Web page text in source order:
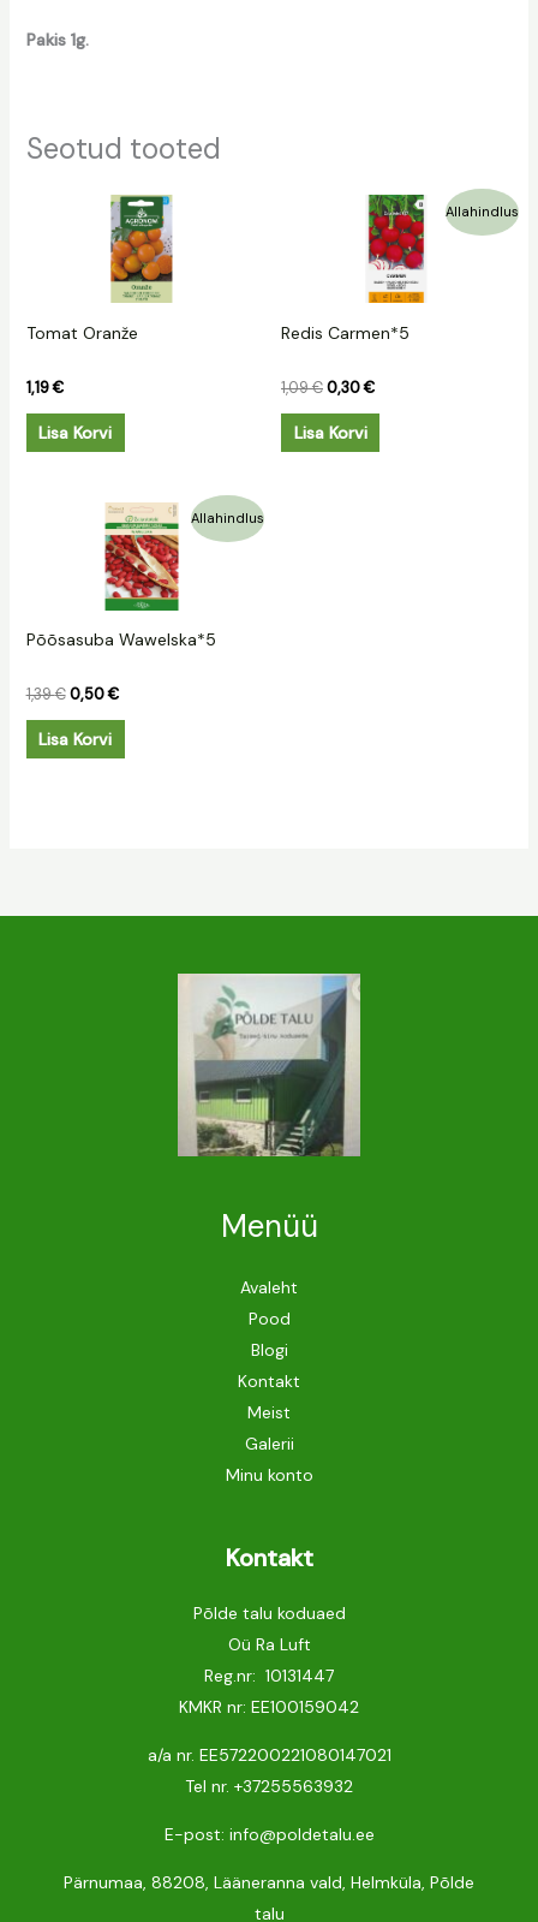
Pakis 1g.
Seotud tooted
Tomat Oranže
1,19€
Lisa Korvi
Allahindlus
Redis Carmen*5
1,09€
1,09 €.
0,30€
Praegune
hind
on:
0,30 €.
Lisa Korvi
Allahindlus
Põõsasuba Wawelska*5
1,39€
Algne
1,39 €.
0,50€
Praegune
hind
on:
0,50 €.
Lisa Korvi
Menüü
Avaleht
Pood
Blogi
Kontakt
Meist
Galerii
Minu konto
Kontakt
Põlde talu koduaed
Oü Ra Luft
Reg.nr: 10131447
KMKR nr: EE100159042
a/a nr. EE572200221080147021
Tel nr. +37255563932
E-post: info@poldetalu.ee
Pärnumaa, 88208, Lääneranna vald, Helmküla, Põlde
talu